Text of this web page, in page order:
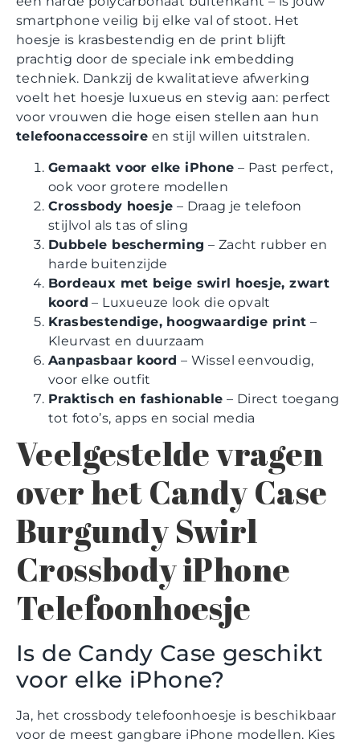
smartphone veilig bij elke val of stoot. Het
hoesje is krasbestendig en de print blijft
prachtig door de speciale ink embedding
techniek. Dankzij de kwalitatieve afwerking
voelt het hoesje luxueus en stevig aan: perfect
voor vrouwen die hoge eisen stellen aan hun
telefoonaccessoire en stijl willen uitstralen.
Gemaakt voor elke iPhone – Past perfect,
ook voor grotere modellen
Crossbody hoesje – Draag je telefoon
stijlvol als tas of sling
Dubbele bescherming – Zacht rubber en
harde buitenzijde
Bordeaux met beige swirl hoesje, zwart
koord – Luxueuze look die opvalt
Krasbestendige, hoogwaardige print –
Kleurvast en duurzaam
Aanpasbaar koord – Wissel eenvoudig,
voor elke outfit
Praktisch en fashionable – Direct toegang
tot foto’s, apps en social media
Veelgestelde vragen
over het Candy Case
Burgundy Swirl
Crossbody iPhone
Telefoonhoesje
Is de Candy Case geschikt
voor elke iPhone?
Ja, het crossbody telefoonhoesje is beschikbaar
voor de meest gangbare iPhone modellen. Kies